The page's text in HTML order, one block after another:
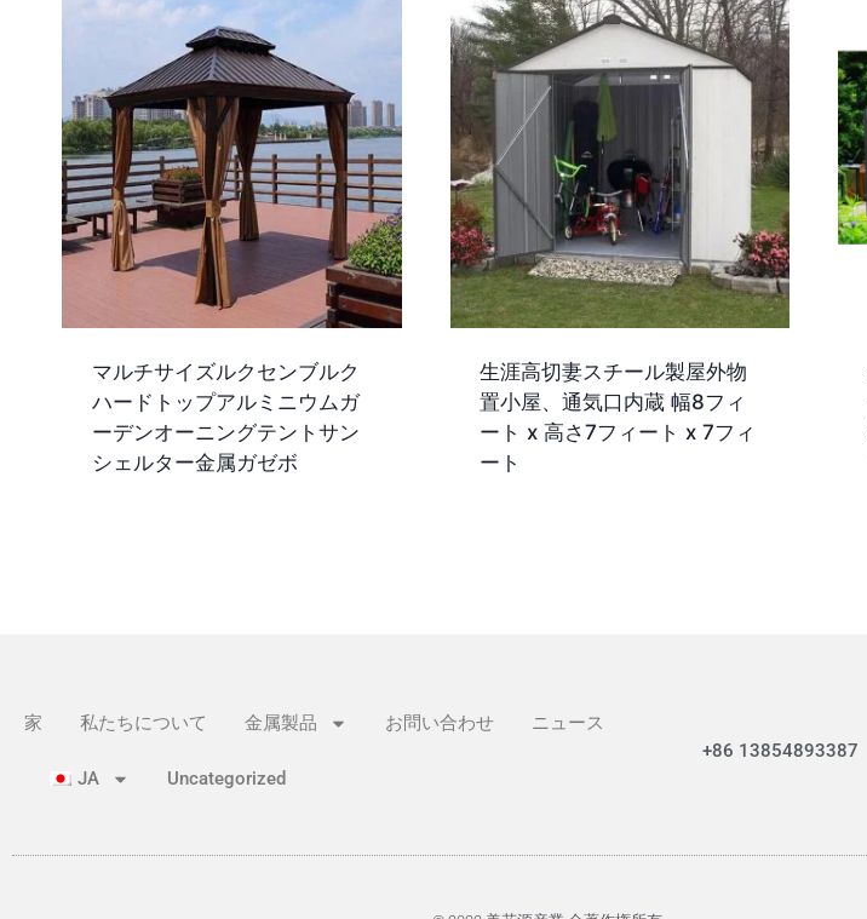
マルチサイズルクセンブルク
ハードトップアルミニウムガ
ーデンオーニングテントサン
シェルター金属ガゼボ
生涯高切妻スチール製屋外物
置小屋、通気口内蔵 幅8フィ
ート x 高さ7フィート x 7フィ
ート
家 私たちについて 金属製品 お問い合わせ ニュース
JA Uncategorized
+86 13854893387